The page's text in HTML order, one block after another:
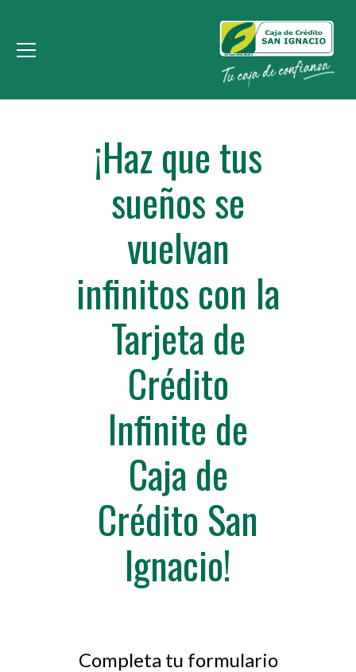
¡Haz que tus
sueños se
vuelvan
infinitos con la
Tarjeta de
Crédito
Infinite de
Caja de
Crédito San
Ignacio!
Completa tu formulario